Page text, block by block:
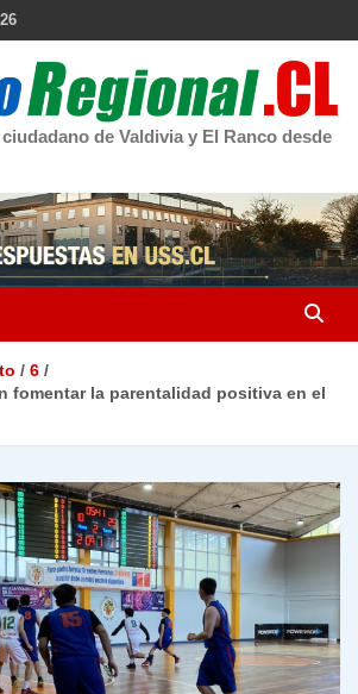
de Valdivia y El Ranco desde
6
fomentar la parentalidad positiva en el